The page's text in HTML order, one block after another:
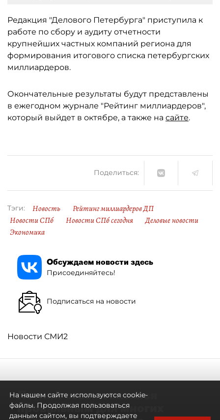
Редакция "Делового Петербурга" приступила к
работе по сбору и аудиту отчетности
крупнейших частных компаний региона для
формирования итогового списка петербургских
миллиардеров.
Окончательные результаты будут представлены
в ежегодном журнале "Рейтинг миллиардеров",
который выйдет в октябре, а также на сайте.
Поделиться:
Тэги: Новость
Рейтинг миллиардеров ДП
Новости СПб
Новости СПб сегодня
Деловые новости
Экономика
Обсуждаем новости здесь
Присоединяйтесь!
Подписаться на новости
Новости СМИ2
Летний сезон оказался
провальным для многих
На нашем сайте используются cookie-
файлы. Продолжая пользоваться
данным сайтом, вы подтверждаете